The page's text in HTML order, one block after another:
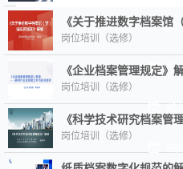
网
学
验
《关于推进数字档案馆
岗位培训（选修）
《企业档案管理规定》
岗位培训（选修）
《科学技术研究档案管
岗位培训（选修）